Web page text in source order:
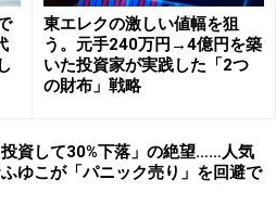
プシェアを誇ります。同社の
、遠くのもの、暗がりの中で
カメラ（複数搭載カメラ）や
などにも欠かせません。
東エレクの激しい値幅を狙
う。元手240万円→4億円を築
いた投資家が実践した「2つ
の財布」戦略
投資して30%下落」の絶望……人気
ゆこが「パニック売り」を回避で